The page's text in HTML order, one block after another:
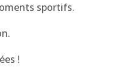
sportifs.
!